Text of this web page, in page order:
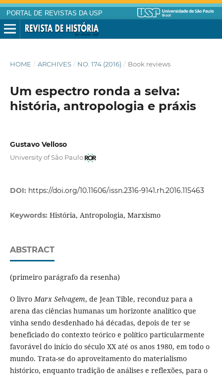
PORTAL DE REVISTAS DA USP
HOME / ARCHIVES / NO. 174 (2016) / Book reviews
Um espectro ronda a selva:
história, antropologia e práxis
Gustavo Velloso
University of São Paulo
DOI: https://doi.org/10.11606/issn.2316-9141.rh.2016.115463
Keywords: História, Antropologia, Marxismo
ABSTRACT
(primeiro parágrafo da resenha)
O livroMarx Selvagem, de Jean Tible, reconduz para a
arena das ciências humanas um horizonte analítico que
vinha sendo desdenhado há décadas, depois de ter se
beneficiado do contexto teórico e político particularmente
favorável do início do século XX até os anos 1980, em todo o
mundo. Trata-se do aproveitamento do materialismo
histórico, enquanto tradição de análises e reflexões, para o